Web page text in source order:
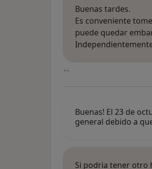
Buenas tardes.
Es conveniente
puede quedar
Buenas! El 23 de
general debido a
Si podria tener otro